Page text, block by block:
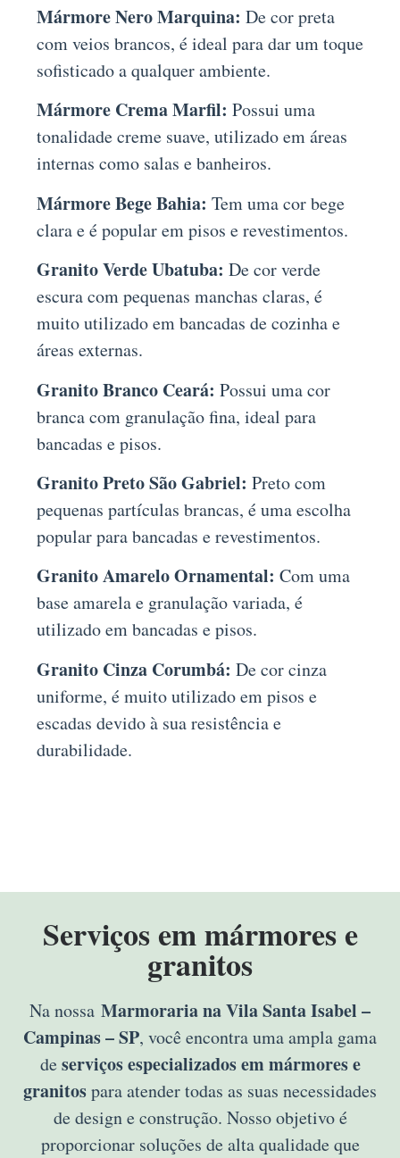
Mármore Nero Marquina: De cor preta
com veios brancos, é ideal para dar um toque
sofisticado a qualquer ambiente.
Mármore Crema Marfil: Possui uma
tonalidade creme suave, utilizado em áreas
internas como salas e banheiros.
Mármore Bege Bahia: Tem uma cor bege
clara e é popular em pisos e revestimentos.
Granito Verde Ubatuba: De cor verde
escura com pequenas manchas claras, é
muito utilizado em bancadas de cozinha e
áreas externas.
Granito Branco Ceará: Possui uma cor
branca com granulação fina, ideal para
bancadas e pisos.
Granito Preto São Gabriel: Preto com
pequenas partículas brancas, é uma escolha
popular para bancadas e revestimentos.
Granito Amarelo Ornamental: Com uma
base amarela e granulação variada, é
utilizado em bancadas e pisos.
Granito Cinza Corumbá: De cor cinza
uniforme, é muito utilizado em pisos e
escadas devido à sua resistência e
durabilidade.
Serviços em mármores e
granitos
Na nossa Marmoraria na Vila Santa Isabel –
Campinas – SP, você encontra uma ampla gama
de serviços especializados em mármores e
granitospara atender todas as suas necessidades
de design e construção. Nosso objetivo é
proporcionar soluções de alta qualidade que